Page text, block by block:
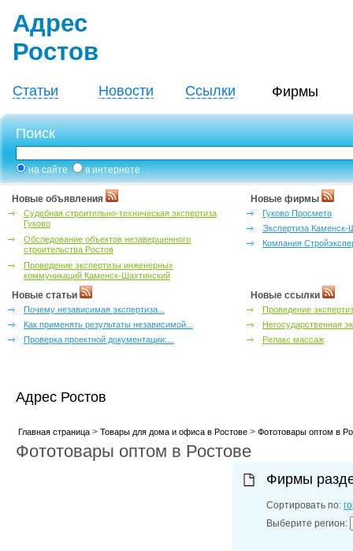
Адрес
Ростов
Статьи Новости Ссылки Фирмы
Поиск
на сайте в интернете
Новые объявления
Судебная строительно-техническая экспертиза
Гуково
Обследование объектов незавершенного
строительства Ростов
Проведение экспертизы инженерных
коммуникаций Каменск-Шахтинский
Новые фирмы
Гуково Просмета
Экспертиза Каменск-
Компания
Новые статьи
Почему независимая экспертиза...
Как применять результаты независимой...
Проверка проектной документации:...
Новые ссылки
Проведение
Негосударственная
Релакс массаж
Адрес Ростов
Главная страница> Товары для дома и офиса в Ростове> Фототовары оптом в
Фототовары оптом в Ростове
Фирмы
Сортировать по:
Выберите регион: